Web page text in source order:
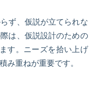
ず、仮説が立てられな
は、仮説設計のための
す。ニーズを拾い上げ
み重ねが重要です。